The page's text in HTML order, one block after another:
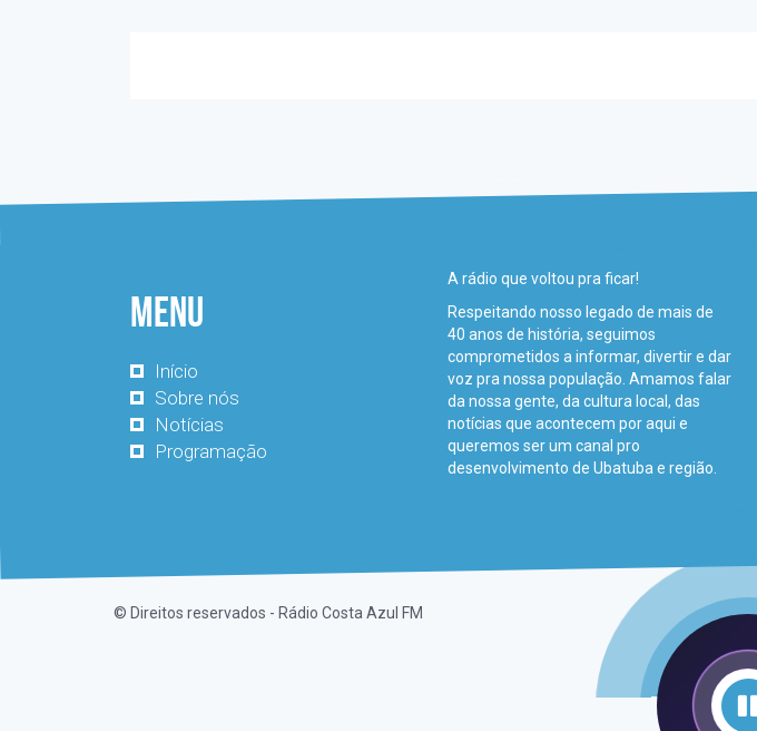
Menu
Início
Sobre nós
Notícias
Programação
A rádio que voltou pra ficar!
Respeitando nosso legado de mais de
40 anos de história, seguimos
comprometidos a informar, divertir e dar
voz pra nossa população. Amamos falar
da nossa gente, da cultura local, das
notícias que acontecem por aqui e
queremos ser um canal pro
desenvolvimento de Ubatuba e região.
© Direitos reservados - Rádio Costa Azul FM